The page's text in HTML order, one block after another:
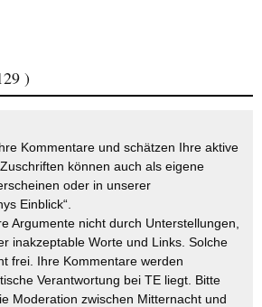
)
Kommentare und schätzen Ihre aktive
können auch als eigene
oder in unserer
Einblick“.
Argumente nicht durch Unterstellungen,
inakzeptable Worte und Links. Solche
frei. Ihre Kommentare werden
Verantwortung bei TE liegt. Bitte
Moderation zwischen Mitternacht und